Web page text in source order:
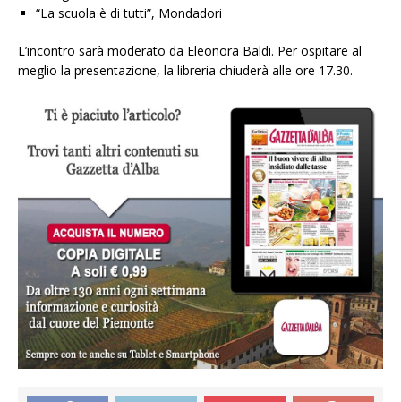
“La scuola è di tutti”, Mondadori
L’incontro sarà moderato da Eleonora Baldi. Per ospitare al
meglio la presentazione, la libreria chiuderà alle ore 17.30.